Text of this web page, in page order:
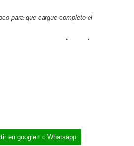
para que cargue completo el
. .
en google+ o Whatsapp